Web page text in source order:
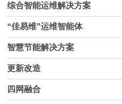
综合智能运维解决方案
“佳易维”运维智能体
智慧节能解决方案
更新改造
四网融合